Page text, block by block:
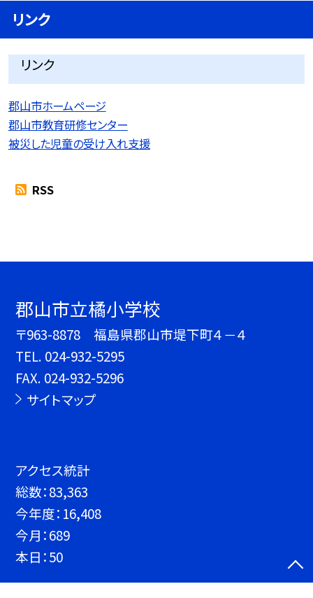
リンク
リンク
郡山市ホームページ
郡山市教育研修センター
被災した児童の受け入れ支援
RSS
郡山市立橘小学校
〒963-8878 福島県郡山市堤下町４－４
TEL. 024-932-5295
FAX. 024-932-5296
サイトマップ
アクセス統計
総数：83,363
今年度： 16,408
今月：689
本日：50